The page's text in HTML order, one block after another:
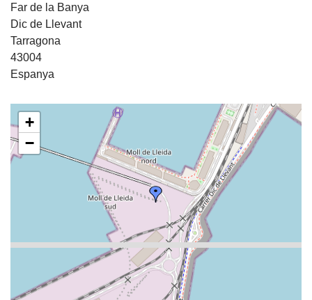
Far de la Banya
Dic de Llevant
Tarragona
43004
Espanya
+
−